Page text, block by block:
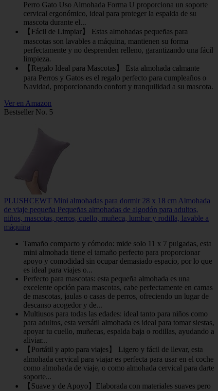
Perro Gato Uso Almohada Forma U proporciona un soporte
cervical ergonómico, ideal para proteger la espalda de su
mascota durante el...
【Fácil de Limpiar】 Estas almohadas pequeñas para
mascotas son lavables a máquina, mantienen su forma
perfectamente y no desprenden relleno, garantizando una fácil
limpieza.
【Regalo Ideal para Mascotas】 Esta almohada calmante
para Perros y Gatos es el regalo perfecto para cumpleaños o
Navidad, proporcionando confort y tranquilidad a su mascota.
Ver en Amazon
Bestseller No. 5
PLUSHCEWT Mini almohadas para dormir 28 x 18 cm Almohada
de viaje pequeña Pequeñas almohadas de algodón para adultos,
niños, mascotas, perros, cuello, muñeca, lumbar y rodilla, lavable a
máquina
Tamaño compacto y cómodo: mide solo 11 x 7 pulgadas, esta
mini almohada tiene el tamaño perfecto para proporcionar
apoyo y comodidad sin ocupar demasiado espacio, por lo que
es ideal para viajes o...
Perfecto para mascotas: esta pequeña almohada es una
excelente opción para mascotas, cabe perfectamente en camas
de mascotas, jaulas o casas de perros, ofreciendo un lugar de
descanso acogedor y de...
Multiusos para todas las edades: ideal tanto para niños como
para adultos, esta versátil almohada es ideal para tomar siestas,
apoyar tu cuello, muñecas, espalda baja o rodillas, ayudando a
aliviar...
【Portátil y apto para viajes】 Ligero y fácil de llevar, esta
almohada cervical para viajar es perfecta para usar en el coche
como almohada de viaje, o como almohada cervical para darte
soporte...
【Suave y de Apoyo】Elaborada con materiales suaves pero